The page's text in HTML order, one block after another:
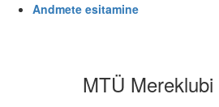
Andmete esitamine
MTÜ